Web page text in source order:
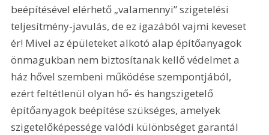
beépítésével elérhető „valamennyi” szigetelési
teljesítmény-javulás, de ez igazából vajmi keveset
ér! Mivel az épületeket alkotó alap építőanyagok
önmagukban nem biztosítanak kellő védelmet a
ház hővel szembeni működése szempontjából,
ezért feltétlenül olyan hő- és hangszigetelő
építőanyagok beépítése szükséges, amelyek
szigetelőképessége valódi különbséget garantál